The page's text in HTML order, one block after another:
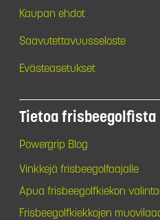
Kaupan ehdot
Saavutettavuusseloste
Evästeasetukset
Tietoa frisbeegolfista
Powergrip Blog
Vinkkejä frisbeegolfaajalle
Apua frisbeegolfkiekon
Frisbeegolfkiekkojen